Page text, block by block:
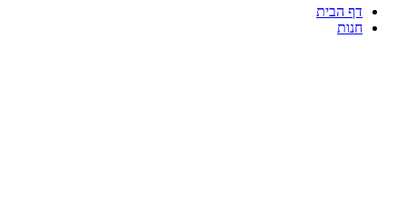
דף הבית
חנות